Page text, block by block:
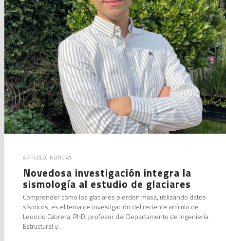
ARTÍCULO, NOTICIAS
Novedosa investigación integra la
sismología al estudio de glaciares
Comprender cómo los glaciares pierden masa, utilizando datos
sísmicos, es el tema de investigación del reciente artículo de
Leoncio Cabrera, PhD, profesor del Departamento de Ingeniería
Estructural y…